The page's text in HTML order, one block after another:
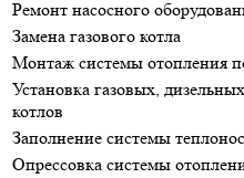
Ремонт насосного
Замена газового котла
Монтаж системы отопления
Установка газовых,
котлов
Заполнение системы
Опрессовка системы